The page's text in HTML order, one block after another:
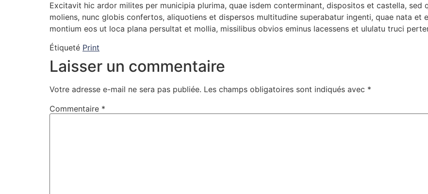
Excitavit hic ardor milites per municipia plurima, quae isdem conterminant, dispositos et castella, sed
moliens, nunc globis confertos, aliquotiens et dispersos multitudine superabatur ingenti, quae nata et
montium eos ut loca plana persultat et mollia, missilibus obvios eminus lacessens et ululatu truci
Étiqueté Print
Laisser un commentaire
Votre adresse e-mail ne sera pas publiée. Les champs obligatoires sont indiqués avec *
Commentaire *